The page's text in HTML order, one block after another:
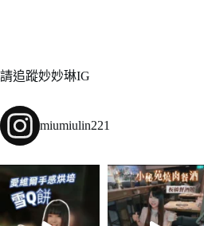
請追蹤妙妙琳IG
miumiulin221